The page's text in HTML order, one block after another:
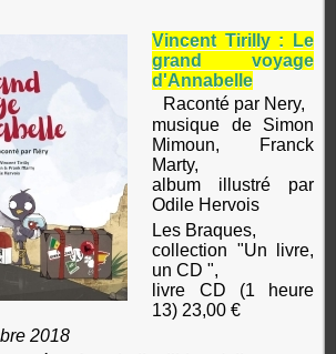
Vincent Tirilly : Le
grand voyage
d'Annabelle
Raconté par Nery,
musique de Simon
Mimoun, Franck
Marty,
album illustré par
Odile Hervois
Les Braques,
collection "Un livre,
un CD ",
livre CD (1 heure
13) 23,00 €
2018